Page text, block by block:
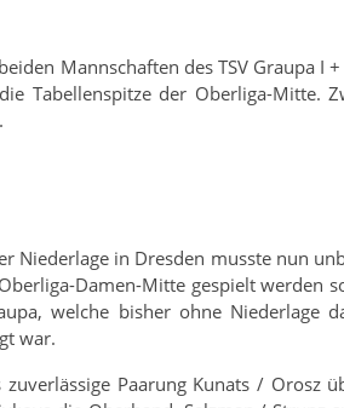
Mannschaften des TSV Graupa I
Tabellenspitze der Oberliga-Mitte.
Niederlage in Dresden musste nun
Damen-Mitte gespielt werden
welche bisher ohne Niederlage
war.
Paarung Kunats / Orosz